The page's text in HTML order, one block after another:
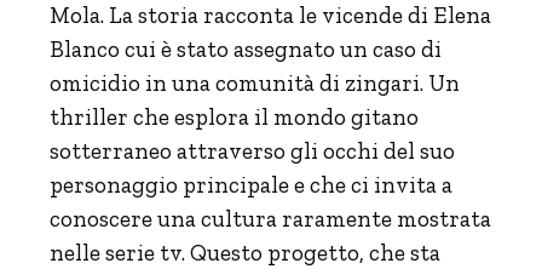
Mola. La storia racconta le vicende di Elena
Blanco cui è stato assegnato un caso di
omicidio in una comunità di zingari. Un
thriller che esplora il mondo gitano
sotterraneo attraverso gli occhi del suo
personaggio principale e che ci invita a
conoscere una cultura raramente mostrata
nelle serie tv. Questo progetto, che sta